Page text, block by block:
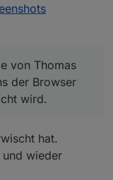
von Thomas
der Browser
wird.
hat.
wieder